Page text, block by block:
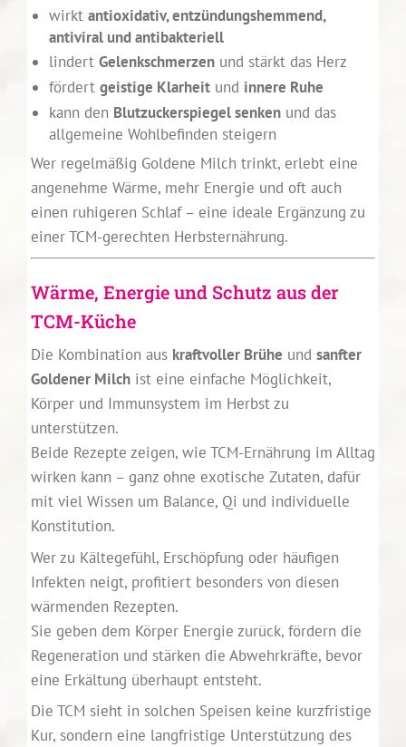
wirktantioxidativ, entzündungshemmend,
antiviral und antibakteriell
lindertGelenkschmerzen und stärkt das Herz
fördertgeistige Klarheit und innere Ruhe
kann den Blutzuckerspiegel senken und das
allgemeine Wohlbefinden steigern
Wer regelmäßig Goldene Milch trinkt, erlebt eine
angenehme Wärme, mehr Energie und oft auch
einen ruhigeren Schlaf – eine ideale Ergänzung zu
einer TCM-gerechten Herbsternährung.
Wärme, Energie und Schutz aus der
TCM-Küche
Die Kombination aus kraftvoller Brühe und sanfter
Goldener Milchist eine einfache Möglichkeit,
Körper und Immunsystem im Herbst zu
unterstützen.
Beide Rezepte zeigen, wie TCM-Ernährung im Alltag
wirken kann – ganz ohne exotische Zutaten, dafür
mit viel Wissen um Balance, Qi und individuelle
Konstitution.
Wer zu Kältegefühl, Erschöpfung oder häufigen
Infekten neigt, profitiert besonders von diesen
wärmenden Rezepten.
Sie geben dem Körper Energie zurück, fördern die
Regeneration und stärken die Abwehrkräfte, bevor
eine Erkältung überhaupt entsteht.
Die TCM sieht in solchen Speisen keine kurzfristige
Kur, sondern eine langfristige Unterstützung des